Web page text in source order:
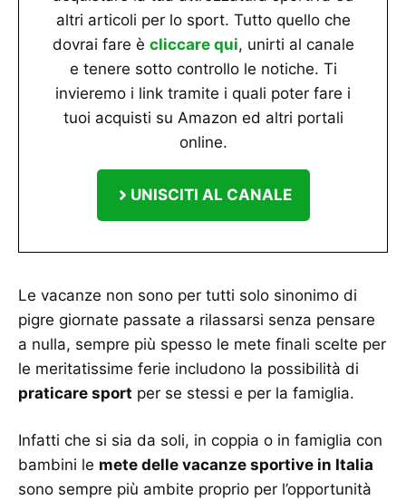
altri articoli per lo sport. Tutto quello che
dovrai fare è cliccare qui, unirti al canale
e tenere sotto controllo le notiche. Ti
invieremo i link tramite i quali poter fare i
tuoi acquisti su Amazon ed altri portali
online.
UNISCITI AL CANALE
Le vacanze non sono per tutti solo sinonimo di
pigre giornate passate a rilassarsi senza pensare
a nulla, sempre più spesso le mete finali scelte per
le meritatissime ferie includono la possibilità di
praticare sport per se stessi e per la famiglia.
Infatti che si sia da soli, in coppia o in famiglia con
bambini le mete delle vacanze sportive in Italia
sono sempre più ambite proprio per l’opportunità